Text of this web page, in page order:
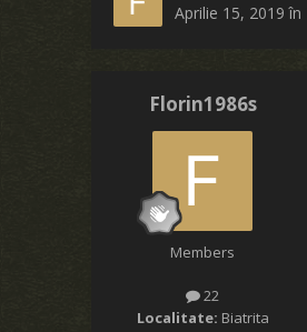
Aprilie 15, 2019 în
Florin1986s
Members
22
Localitate: Biatrita